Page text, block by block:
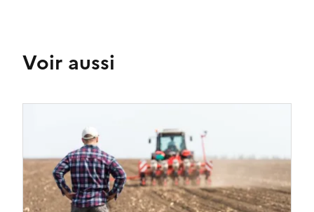
Voir aussi